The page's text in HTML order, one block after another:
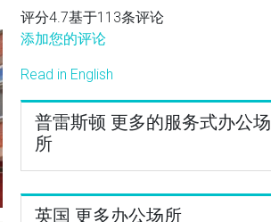
评分4.7基于113条评论
添加您的评论
Read in English
普雷斯顿 更多的服务式办公场
所
英国 更多办公场所